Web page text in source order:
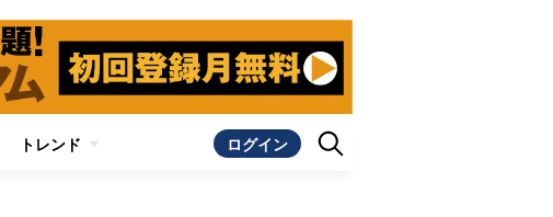
トレンド ログイン